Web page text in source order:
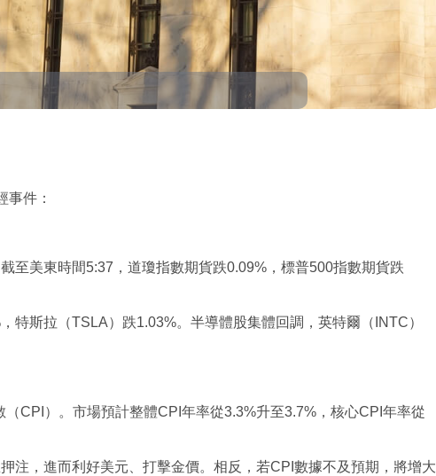
事件：
至美東時間5:37，道瓊指數期貨跌0.09%，標普500指數期貨跌
特斯拉（TSLA）跌1.03%。半導體股集體回調，英特爾（INTC）
CPI）。市場預計整體CPI年率從3.3%升至3.7%，核心CPI年率從
注，進而利好美元、打擊金價。相反，若CPI數據不及預期，將增大